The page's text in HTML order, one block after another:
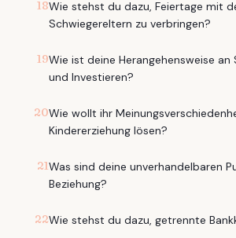
18Wie stehst du dazu, Feiertage mit
Schwiegereltern zu verbringen?
19Wie ist deine Herangehensweise an
und Investieren?
20Wie wollt ihr
Kindererziehung lösen?
21Was sind deine unverhandelbaren
Beziehung?
22Wie stehst du dazu, getrennte